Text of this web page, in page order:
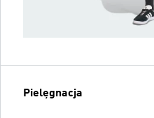
Pielęgnacja